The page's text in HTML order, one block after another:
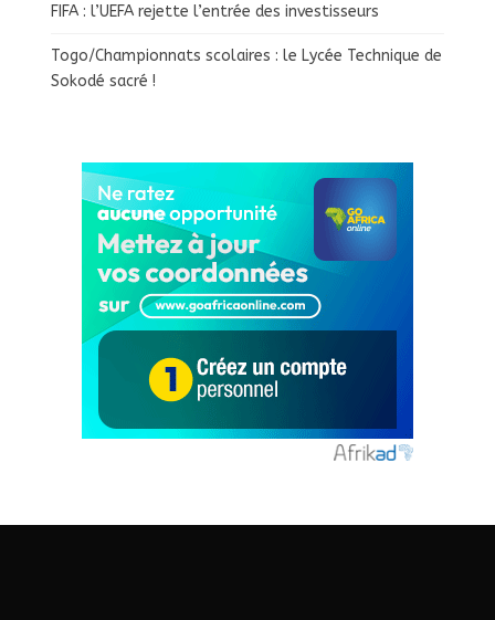
FIFA : l’UEFA rejette l’entrée des investisseurs
Togo/Championnats scolaires : le Lycée Technique de
Sokodé sacré !